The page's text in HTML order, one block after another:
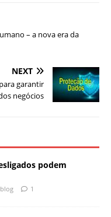
– a nova era da
NEXT
garantir
negócios
podem
1